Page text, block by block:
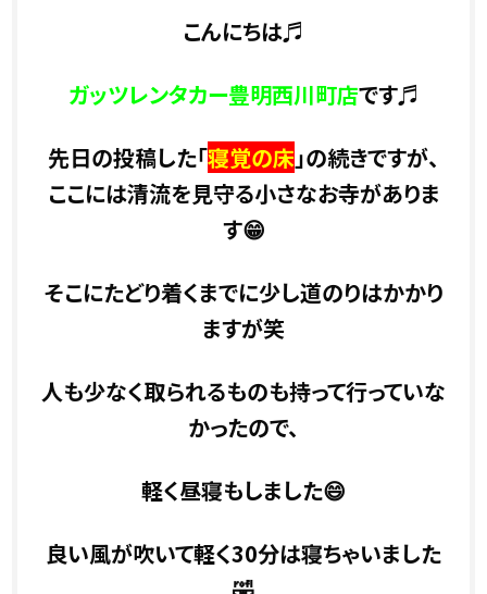
こんにちは♬
ガッツレンタカー豊明西川町店です♬
先日の投稿した「寝覚の床」の続きですが、
ここには清流を見守る小さなお寺がありま
す😁
そこにたどり着くまでに少し道のりはかかり
ますが笑
人も少なく取られるものも持って行っていな
かったので、
軽く昼寝もしました😄
良い風が吹いて軽く30分は寝ちゃいました